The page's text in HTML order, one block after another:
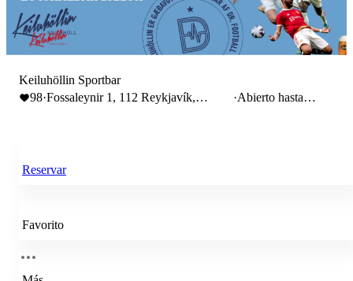
Keiluhöllin Sportbar
98·Fossaleynir 1, 112 Reykjavík,
·Abierto hasta
Reservar
Favorito